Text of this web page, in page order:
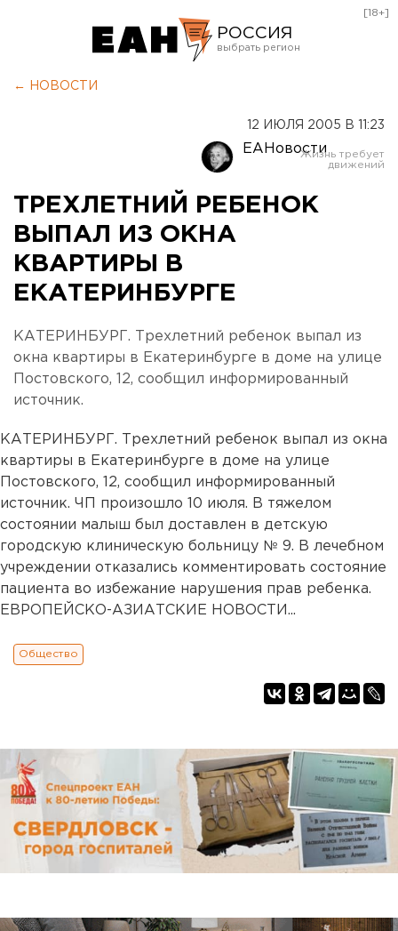
РОССИЯ
Оренбург
[18+]
← НОВОСТИ
12 ИЮЛЯ 2005 В 11:23
ЕАНовости
ТРЕХЛЕТНИЙ РЕБЕНОК
ВЫПАЛ ИЗ ОКНА
КВАРТИРЫ В
ЕКАТЕРИНБУРГЕ
КАТЕРИНБУРГ. Трехлетний ребенок выпал из
окна квартиры в Екатеринбурге в доме на улице
Постовского, 12, сообщил информированный
источник.
КАТЕРИНБУРГ. Трехлетний ребенок выпал из окна
квартиры в Екатеринбурге в доме на улице
Постовского, 12, сообщил информированный
источник. ЧП произошло 10 июля. В тяжелом
состоянии малыш был доставлен в детскую
городскую клиническую больницу № 9. В лечебном
учреждении отказались комментировать состояние
пациента во избежание нарушения прав ребенка.
ЕВРОПЕЙСКО-АЗИАТСКИЕ НОВОСТИ...
Общество